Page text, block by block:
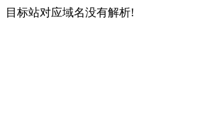
目标站对应域名没有解析!